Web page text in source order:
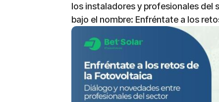
los instaladores y profesionales del
bajo el nombre: Enfréntate a los